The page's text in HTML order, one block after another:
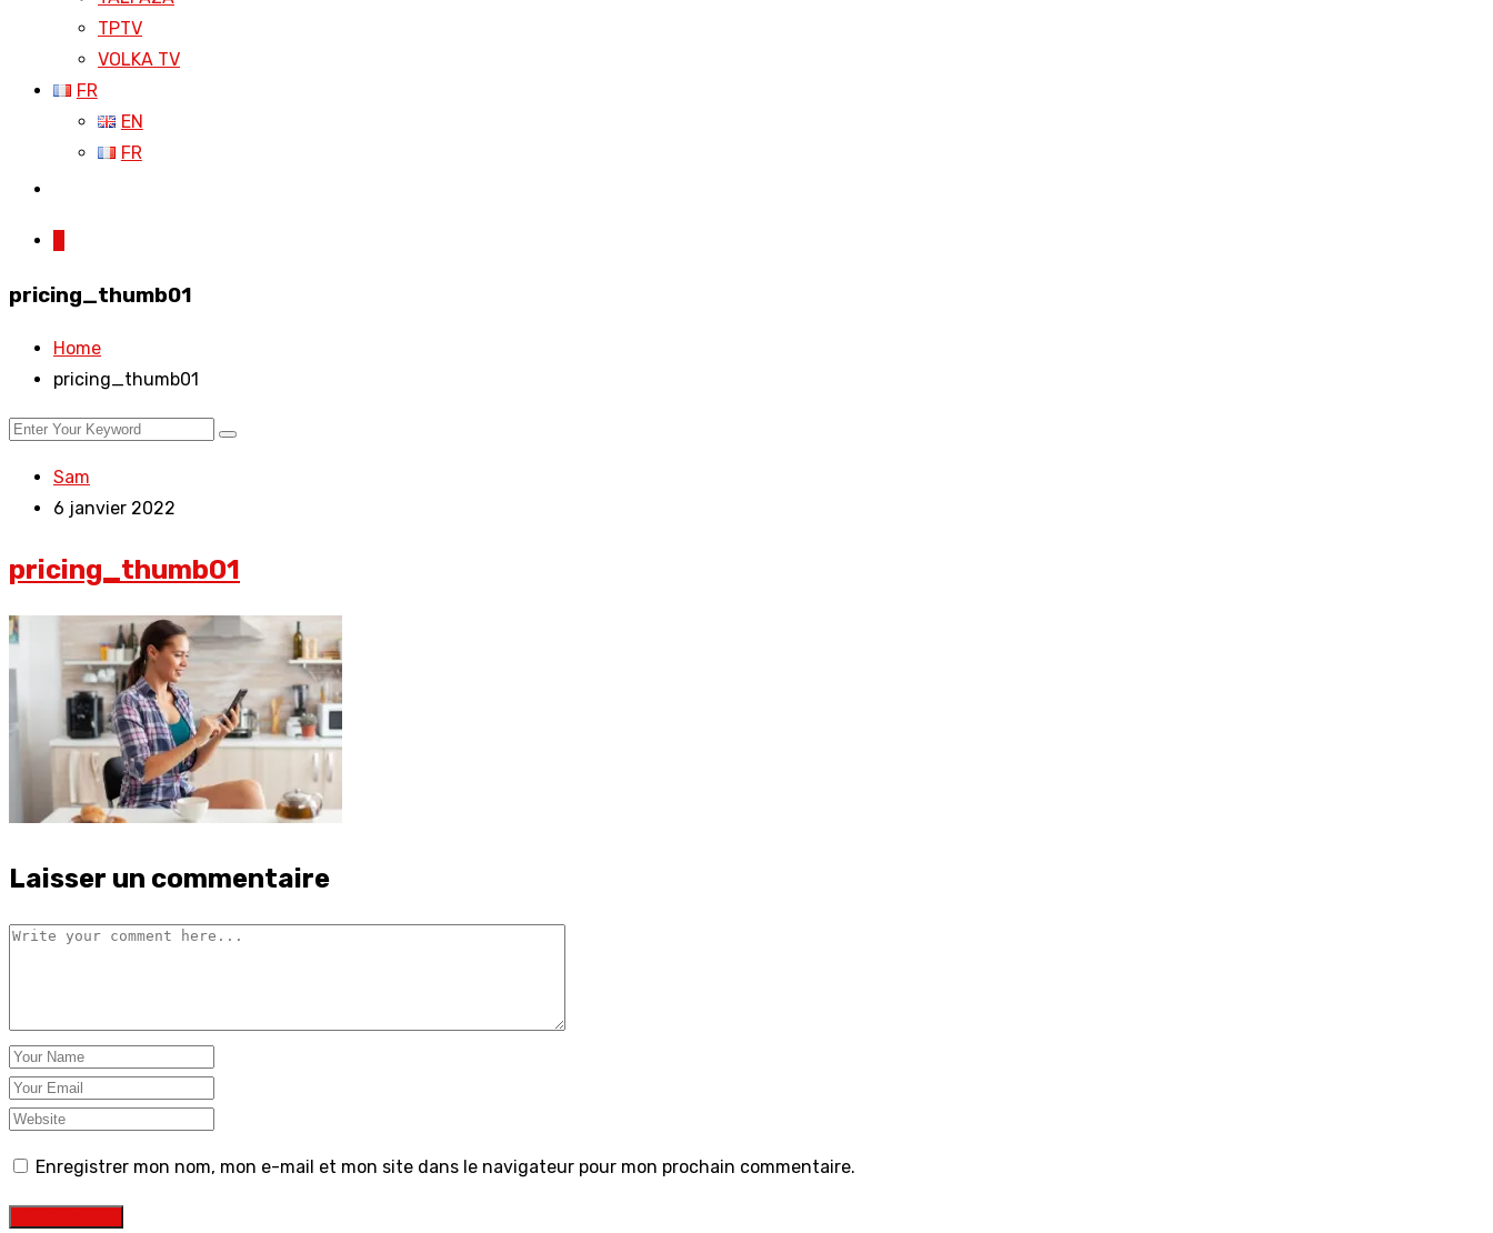
TPTV
VOLKA TV
FR
EN
FR
pricing_thumb01
Home
pricing_thumb01
Sam
6 janvier 2022
pricing_thumb01
Laisser un commentaire
Enregistrer mon nom, mon e-mail et mon site dans le navigateur pour mon prochain commentaire.